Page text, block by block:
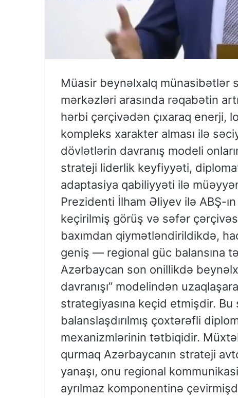
Müasir beynəlxalq münasibətlər
mərkəzləri arasında rəqabətin
hərbi çərçivədən çıxaraq enerji,
kompleks xarakter alması ilə
dövlətlərin davranış modeli
strateji liderlik keyfiyyəti,
adaptasiya qabiliyyəti ilə
Prezidenti İlham Əliyev ilə ABŞ-
keçirilmiş görüş və səfər
baxımdan qiymətləndirildikdə,
geniş — regional güc balansına
Azərbaycan son onillikdə
davranışı” modelindən
strategiyasına keçid etmişdir.
balanslaşdırılmış çoxtərəfli
mexanizmlərinin tətbiqidir.
qurmaq Azərbaycanın strateji
yanaşı, onu regional
ayrılmaz komponentinə